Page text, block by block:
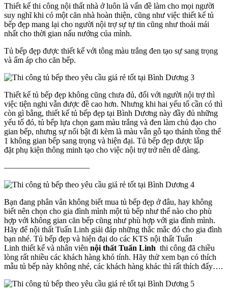
Thiết kế thi công nội thất nhà ở luôn là vấn đề làm cho mọi người
suy nghĩ khi có một căn nhà hoàn thiện, cũng như việc thiết kế tủ
bếp đẹp mang lại cho người nội trợ sự tự tin cũng như thoải mái
nhất cho thời gian nấu nướng của mình.
Tủ bếp đẹp được thiết kế với tông màu trắng đen tạo sự sang trọng
và ấm áp cho căn bếp.
Thiết kế tủ bếp đẹp không cũng chưa đủ, đối với người nội trợ thì
việc tiện nghi vẫn được đề cao hơn. Nhưng khi hai yếu tố cần có thì
còn gì bằng, thiết kế tủ bếp đẹp tại Bình Dương này đầy đủ những
yếu tố đó, tủ bếp lựa chọn gam màu trắng và đen làm chủ đạo cho
gian bếp, nhưng sự nổi bật đi kèm là màu vẫn gỗ tạo thánh tồng thể
1 không gian bếp sang trọng và hiện đại. Tủ bếp đẹp được lắp
đặt phụ kiện thông minh tạo cho việc nội trợ trở nên dễ dàng.
——————————–
Bạn đang phân vân không biết mua tủ bếp đẹp ở đâu, hay không
biết nên chọn cho gia đình mình một tủ bếp như thế nào cho phù
hợp với không gian căn bếp cũng như phù hợp với gia đình mình.
Hãy để nội thất Tuấn Linh giải đáp những thắc mắc đó cho gia đình
bạn nhé. Tủ bếp đẹp và hiện đại do các KTS nội thất Tuấn
Linh thiết kế và nhân viên nội thất Tuấn Linh thi công đã chiều
lòng rất nhiều các khách hàng khó tính. Hãy thử xem bạn có thích
mẫu tủ bếp này không nhé, các khách hàng khác thì rất thích đấy….